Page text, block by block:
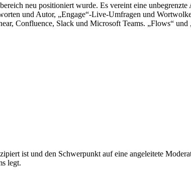
neu positioniert wurde. Es vereint eine
und Autor, „Engage“-Live-Umfragen und
Confluence, Slack und Microsoft Teams. „Flows“
ist und den Schwerpunkt auf eine angeleitete
legt.